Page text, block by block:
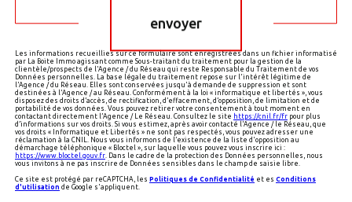
envoyer
Les informations recueillies sur ce formulaire sont enregistrées dans un fichier informatisé
par La Boite Immo agissant comme Sous-traitant du traitement pour la gestion de la
clientèle/prospects de l'Agence / du Réseau qui reste Responsable du Traitement de vos
Données personnelles. La base légale du traitement repose sur l'intérêt légitime de
l'Agence / du Réseau. Elles sont conservées jusqu'à demande de suppression et sont
destinées à l'Agence / au Réseau. Conformément à la loi « informatique et libertés », vous
disposez des droits d’accès, de rectification, d’effacement, d’opposition, de limitation et de
portabilité de vos données. Vous pouvez retirer votre consentement à tout moment en
contactant directement l’Agence / Le Réseau. Consultez le site https://cnil.fr/fr pour plus
d’informations sur vos droits. Si vous estimez, après avoir contacté l'Agence / le Réseau, que
vos droits « Informatique et Libertés » ne sont pas respectés, vous pouvez adresser une
réclamation à la CNIL. Nous vous informons de l’existence de la liste d'opposition au
démarchage téléphonique « Bloctel », sur laquelle vous pouvez vous inscrire ici :
https://www.bloctel.gouv.fr. Dans le cadre de la protection des Données personnelles, nous
vous invitons à ne pas inscrire de Données sensibles dans le champ de saisie libre.
Ce site est protégé par reCAPTCHA, les Politiques de Confidentialité et es Conditions
d'utilisation de Google s'appliquent.